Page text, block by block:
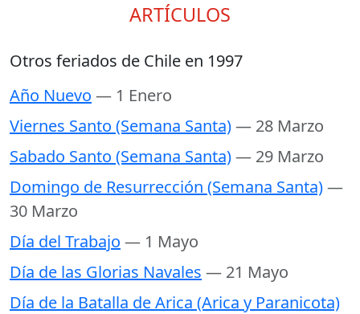
ARTÍCULOS
Otros feriados de Chile en 1997
Año Nuevo — 1 Enero
Viernes Santo (Semana Santa)— 28 Marzo
Sabado Santo (Semana Santa)— 29 Marzo
Domingo de Resurrección (Semana Santa)—
30 Marzo
Día del Trabajo — 1 Mayo
Día de las Glorias Navales — 21 Mayo
Día de la Batalla de Arica (Arica y Paranicota)